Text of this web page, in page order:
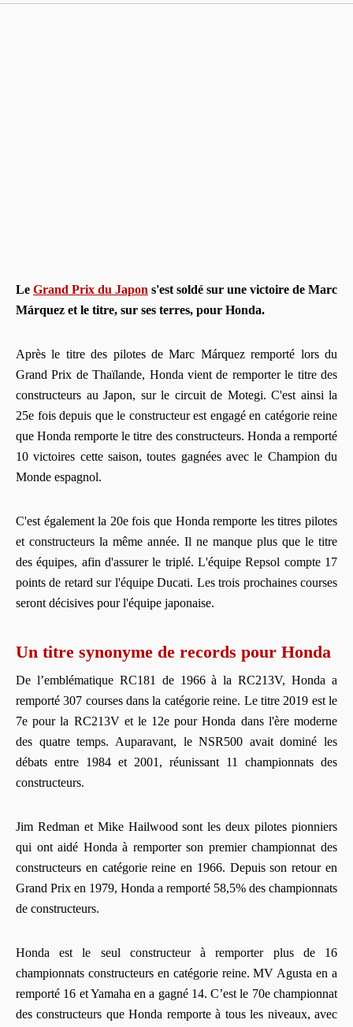
Le Grand Prix du Japon s'est soldé sur une victoire de Marc
Márquez et le titre, sur ses terres, pour Honda.
Après le titre des pilotes de Marc Márquez remporté lors du
Grand Prix de Thaïlande, Honda vient de remporter le titre des
constructeurs au Japon, sur le circuit de Motegi. C'est ainsi la
25e fois depuis que le constructeur est engagé en catégorie reine
que Honda remporte le titre des constructeurs. Honda a remporté
10 victoires cette saison, toutes gagnées avec le Champion du
Monde espagnol.
C'est également la 20e fois que Honda remporte les titres pilotes
et constructeurs la même année. Il ne manque plus que le titre
des équipes, afin d'assurer le triplé. L'équipe Repsol compte 17
points de retard sur l'équipe Ducati. Les trois prochaines courses
seront décisives pour l'équipe japonaise.
Un titre synonyme de records pour Honda
De l’emblématique RC181 de 1966 à la RC213V, Honda a
remporté 307 courses dans la catégorie reine. Le titre 2019 est le
7e pour la RC213V et le 12e pour Honda dans l'ère moderne
des quatre temps. Auparavant, le NSR500 avait dominé les
débats entre 1984 et 2001, réunissant 11 championnats des
constructeurs.
Jim Redman et Mike Hailwood sont les deux pilotes pionniers
qui ont aidé Honda à remporter son premier championnat des
constructeurs en catégorie reine en 1966. Depuis son retour en
Grand Prix en 1979, Honda a remporté 58,5% des championnats
de constructeurs.
Honda est le seul constructeur à remporter plus de 16
championnats constructeurs en catégorie reine. MV Agusta en a
remporté 16 et Yamaha en a gagné 14. C’est le 70e championnat
des constructeurs que Honda remporte à tous les niveaux, avec